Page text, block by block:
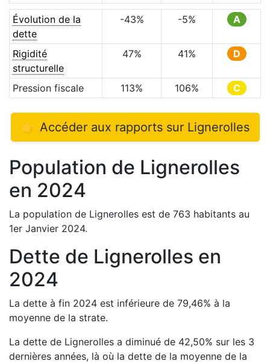
Évolution de la
dette
-43% -5% A
Rigidité
structurelle
47% 41% D
Pression fiscale 113% 106% C
👉 Accéder aux rapports sur Lignerolles
Population de Lignerolles
en 2024
La population de Lignerolles est de 763 habitants au
1er Janvier 2024.
Dette de Lignerolles en
2024
La dette à fin 2024 est inférieure de 79,46% à la
moyenne de la strate.
La dette de Lignerolles a diminué de 42,50% sur les 3
dernières années, là où la dette de la moyenne de la